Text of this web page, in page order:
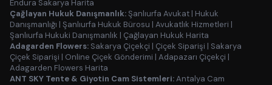
Endura Sakarya Harita
Çağlayan Hukuk Danışmanlık:Şanlıurfa Avukat | Hukuk
Danışmanlığı | Şanlıurfa Hukuk Bürosu | Avukatlık Hizmetleri |
Şanlıurfa Hukuki Danışmanlık | Çağlayan Hukuk Harita
Adagarden Flowers: Sakarya Çiçekçi | Çiçek Siparişi | Sakarya
Çiçek Siparişi | Online Çiçek Gönderimi | Adapazarı Çiçekçi |
Adagarden Flowers Harita
ANT SKY Tente & Giyotin Cam Sistemleri:Antalya Cam